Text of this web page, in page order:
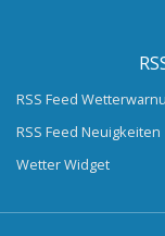
RSS Feed
RSS Feed Neuigkeiten
Wetter Widget